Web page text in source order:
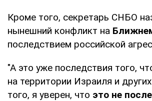
Кроме того, секретарь СНБО
нынешний конфликт на
последствием российской
"А это уже последствия того,
на территории Израиля и
того, я уверен, что это не